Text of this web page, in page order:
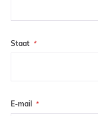
Staat
E-mail